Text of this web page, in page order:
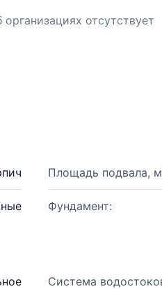
отсутствует
Площадь подвала,
Фундамент:
Система